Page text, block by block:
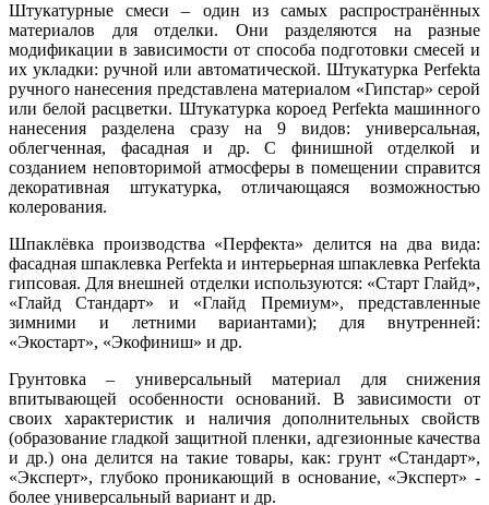
Штукатурные смеси – один из самых распространённых
материалов для отделки. Они разделяются на разные
модификации в зависимости от способа подготовки смесей и
их укладки: ручной или автоматической. Штукатурка Perfekta
ручного нанесения представлена материалом «Гипстар» серой
или белой расцветки. Штукатурка короед Perfekta машинного
нанесения разделена сразу на 9 видов: универсальная,
облегченная, фасадная и др. С финишной отделкой и
созданием неповторимой атмосферы в помещении справится
декоративная штукатурка, отличающаяся возможностью
колерования.
Шпаклёвка производства «Перфекта» делится на два вида:
фасадная шпаклевка Perfekta и интерьерная шпаклевка Perfekta
гипсовая. Для внешней отделки используются: «Старт Глайд»,
«Глайд Стандарт» и «Глайд Премиум», представленные
зимними и летними вариантами); для внутренней:
«Экостарт», «Экофиниш» и др.
Грунтовка – универсальный материал для снижения
впитывающей особенности оснований. В зависимости от
своих характеристик и наличия дополнительных свойств
(образование гладкой защитной пленки, адгезионные качества
и др.) она делится на такие товары, как: грунт «Стандарт»,
«Эксперт», глубоко проникающий в основание, «Эксперт» -
более универсальный вариант и др.